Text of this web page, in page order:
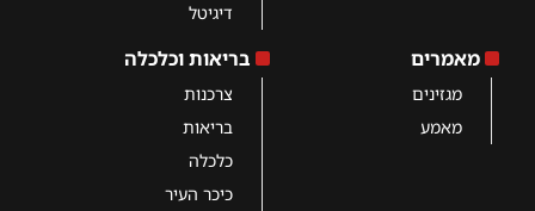
דיגיטל
מאמרים
מגזינים
מאמע
בריאות וכלכלה
צרכנות
בריאות
כלכלה
כיכר העיר